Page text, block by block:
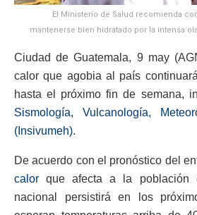
El Ministerio de Salud recomienda
mantenerse bien hidratado por la intensa
Ciudad de Guatemala, 9 may
calor que agobia al país
hasta el próximo fin de semana,
Sismología, Vulcanología,
(Insivumeh).
De acuerdo con el pronóstico del
calor que afecta a la población
nacional persistirá en los